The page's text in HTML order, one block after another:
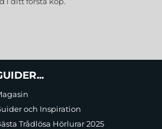
och Inspiration
Trådlösa Hörlurar 2025